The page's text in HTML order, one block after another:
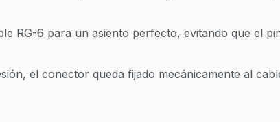
RG-6 para un asiento perfecto, evitando que el
el conector queda fijado mecánicamente al